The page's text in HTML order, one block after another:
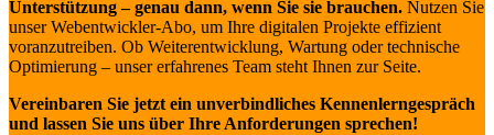
Unterstützung – genau dann, wenn Sie sie brauchen. Nutzen Sie
unser Webentwickler-Abo, um Ihre digitalen Projekte effizient
voranzutreiben. Ob Weiterentwicklung, Wartung oder technische
Optimierung – unser erfahrenes Team steht Ihnen zur Seite.
Vereinbaren Sie jetzt ein unverbindliches Kennenlerngespräch
und lassen Sie uns über Ihre Anforderungen sprechen!